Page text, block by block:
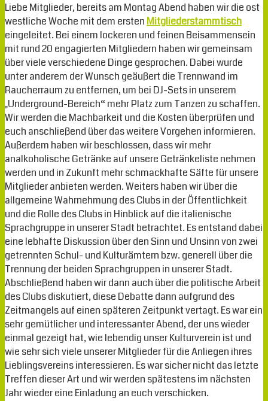
Liebe Mitglieder, bereits am Montag Abend haben wir die ost
westliche Woche mit dem ersten Mitgliederstammtisch
eingeleitet. Bei einem lockeren und feinen Beisammensein
mit rund 20 engagierten Mitgliedern haben wir gemeinsam
über viele verschiedene Dinge gesprochen. Dabei wurde
unter anderem der Wunsch geäußert die Trennwand im
Raucherraum zu entfernen, um bei DJ-Sets in unserem
„Underground-Bereich“ mehr Platz zum Tanzen zu schaffen.
Wir werden die Machbarkeit und die Kosten überprüfen und
euch anschließend über das weitere Vorgehen informieren.
Außerdem haben wir beschlossen, dass wir mehr
analkoholische Getränke auf unsere Getränkeliste nehmen
werden und in Zukunft mehr schmackhafte Säfte für unsere
Mitglieder anbieten werden. Weiters haben wir über die
allgemeine Wahrnehmung des Clubs in der Öffentlichkeit
und die Rolle des Clubs in Hinblick auf die italienische
Sprachgruppe in unserer Stadt betrachtet. Es entstand dabei
eine lebhafte Diskussion über den Sinn und Unsinn von zwei
getrennten Schul- und Kulturämtern bzw. generell über die
Trennung der beiden Sprachgruppen in unserer Stadt.
Abschließend haben wir dann auch über die politische Arbeit
des Clubs diskutiert, diese Debatte dann aufgrund des
Zeitmangels auf einen späteren Zeitpunkt vertagt. Es war ein
sehr gemütlicher und interessanter Abend, der uns wieder
einmal gezeigt hat, wie lebendig unser Kulturverein ist und
wie sehr sich viele unserer Mitglieder für die Anliegen ihres
Lieblingsvereins interessieren. Es war sicher nicht das letzte
Treffen dieser Art und wir werden spätestens im nächsten
Jahr wieder eine Einladung an euch verschicken.